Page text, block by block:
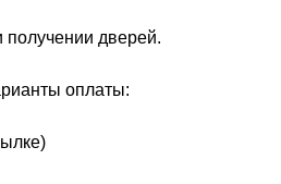
получении дверей.
оплаты: